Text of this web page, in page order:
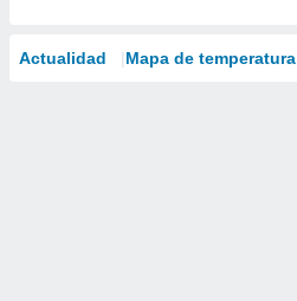
Actualidad Mapa de temperatura